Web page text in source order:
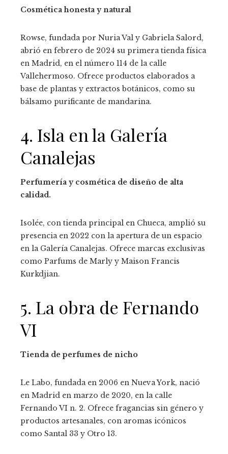
Cosmética honesta y natural
Rowse, fundada por Nuria Val y Gabriela Salord,
abrió en febrero de 2024 su primera tienda física
en Madrid, en el número 114 de la calle
Vallehermoso. Ofrece productos elaborados a
base de plantas y extractos botánicos, como su
bálsamo purificante de mandarina.
4. Isla en la Galería
Canalejas
Perfumería y cosmética de diseño de alta
calidad.
Isolée, con tienda principal en Chueca, amplió su
presencia en 2022 con la apertura de un espacio
en la Galería Canalejas. Ofrece marcas exclusivas
como Parfums de Marly y Maison Francis
Kurkdjian.
5. La obra de Fernando
VI
Tienda de perfumes de nicho
Le Labo, fundada en 2006 en Nueva York, nació
en Madrid en marzo de 2020, en la calle
Fernando VI n. 2. Ofrece fragancias sin género y
productos artesanales, con aromas icónicos
como Santal 33 y Otro 13.